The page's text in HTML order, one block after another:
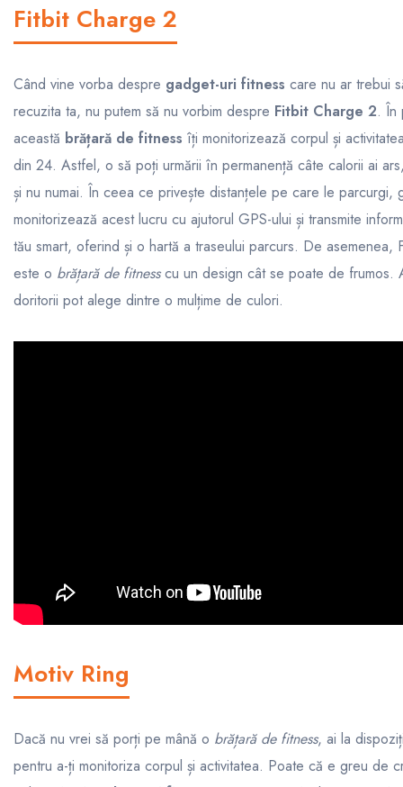
Fitbit Charge 2
Când vine vorba despre gadget-uri fitness care nu ar trebui
recuzita ta, nu putem să nu vorbim despre Fitbit Charge 2. În
această brățară de fitness îți monitorizează corpul și
din 24. Astfel, o să poți urmării în permanență câte calorii ai
și nu numai. În ceea ce privește distanțele pe care le parcurgi,
monitorizează acest lucru cu ajutorul GPS-ului și transmite
tău smart, oferind și o hartă a traseului parcurs. De asemenea,
este o brățară de fitnesscu un design cât se poate de frumos.
doritorii pot alege dintre o mulțime de culori.
Motiv Ring
Dacă nu vrei să porți pe mână o brățară de fitness, ai la
pentru a-ți monitoriza corpul și activitatea. Poate că e greu de